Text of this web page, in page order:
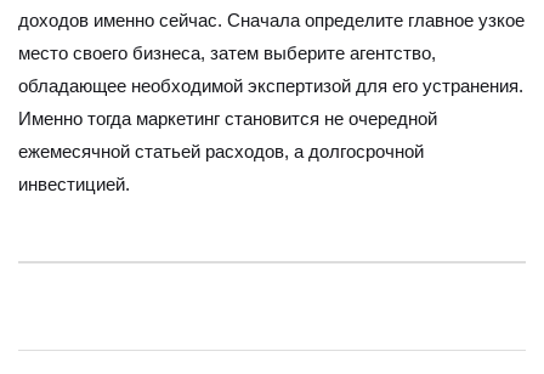
доходов именно сейчас. Сначала определите главное узкое
место своего бизнеса, затем выберите агентство,
обладающее необходимой экспертизой для его устранения.
Именно тогда маркетинг становится не очередной
ежемесячной статьей расходов, а долгосрочной
инвестицией.